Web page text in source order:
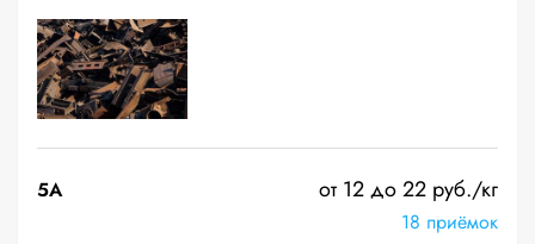
5А от 12 до 22 руб./кг
18 приёмок